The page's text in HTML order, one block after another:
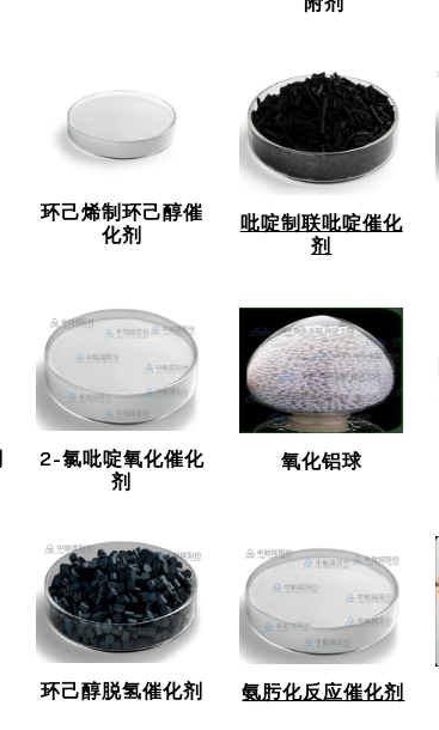
环己烯制环己醇催
化剂
吡啶制联吡啶催化
剂
2-氯吡啶氧化催化
剂
氧化铝球
环己醇脱氢催化剂 氨肟化反应催化剂